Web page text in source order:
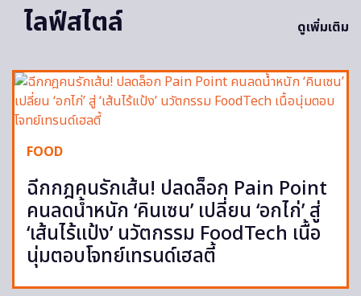
ไลฟ์สไตล์
ดูเพิ่มเติม
FOOD
ฉีกกฎคนรักเส้น! ปลดล็อก Pain Point
คนลดน้ำหนัก ‘คินเซน’ เปลี่ยน ‘อกไก่’ สู่
‘เส้นไร้แป้ง’ นวัตกรรม FoodTech เนื้อ
นุ่มตอบโจทย์เทรนด์เฮลตี้